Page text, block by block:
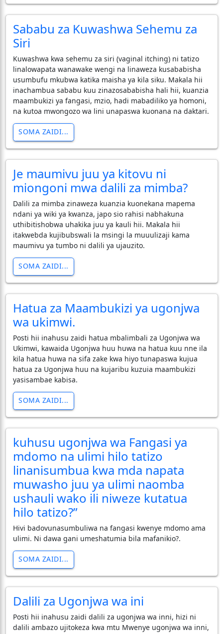
Sababu za Kuwashwa Sehemu za
Siri
Kuwashwa kwa sehemu za siri (vaginal itching) ni tatizo
linalowapata wanawake wengi na linaweza kusababisha
usumbufu mkubwa katika maisha ya kila siku. Makala hii
inachambua sababu kuu zinazosababisha hali hii, kuanzia
maambukizi ya fangasi, mzio, hadi mabadiliko ya homoni,
na kutoa mwongozo wa lini unapaswa kuonana na daktari.
SOMA ZAIDI...
Je maumivu juu ya kitovu ni
miongoni mwa dalili za mimba?
Dalili za mimba zinaweza kuanzia kuonekana mapema
ndani ya wiki ya kwanza, japo sio rahisi nabhakuna
uthibitishobwa uhakika juu ya kauli hii. Makala hii
itakwebda kujibubswali la msingi la muuulizaji kama
maumivu ya tumbo ni dalili ya ujauzito.
SOMA ZAIDI...
Hatua za Maambukizi ya ugonjwa
wa ukimwi.
Posti hii inahusu zaidi hatua mbalimbali za Ugonjwa wa
Ukimwi, kawaida Ugonjwa huu huwa na hatua kuu nne ila
kila hatua huwa na sifa zake kwa hiyo tunapaswa kujua
hatua za Ugonjwa huu na kujaribu kuzuia maambukizi
yasisambae kabisa.
SOMA ZAIDI...
kuhusu ugonjwa wa Fangasi ya
mdomo na ulimi hilo tatizo
linanisumbua kwa mda napata
muwasho juu ya ulimi naomba
ushauli wako ili niweze kutatua
hilo tatizo?”
Hivi badovunasumbuliwa na fangasi kwenye mdomo ama
ulimi. Ni dawa gani umeshatumia bila mafanikio?.
SOMA ZAIDI...
Dalili za Ugonjwa wa ini
Posti hii inahusu zaidi dalili za ugonjwa wa inni, hizi ni
dalili ambazo ujitokeza kwa mtu Mwenye ugonjwa wa inni,